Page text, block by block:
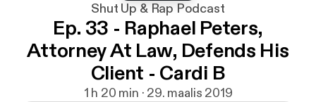
Shut Up & Rap Podcast
Ep. 33 - Raphael Peters,
Attorney At Law, Defends His
Client - Cardi B
1 h 20 min · 29. maalis 2019